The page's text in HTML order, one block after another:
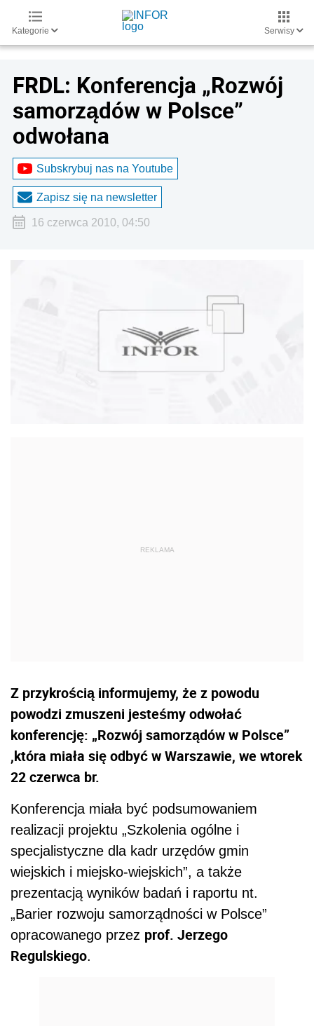
Kategorie Serwisy
FRDL: Konferencja „Rozwój
samorządów w Polsce”
odwołana
Subskrybuj nas na Youtube
Zapisz się na newsletter
16 czerwca 2010, 04:50
Z przykrością informujemy, że z powodu
powodzi zmuszeni jesteśmy odwołać
konferencję: „Rozwój samorządów w Polsce”
,która miała się odbyć w Warszawie, we wtorek
22 czerwca br.
Konferencja miała być podsumowaniem
realizacji projektu „Szkolenia ogólne i
specjalistyczne dla kadr urzędów gmin
wiejskich i miejsko-wiejskich”, a także
prezentacją wyników badań i raportu nt.
„Barier rozwoju samorządności w Polsce”
opracowanego przez prof. Jerzego
Regulskiego.